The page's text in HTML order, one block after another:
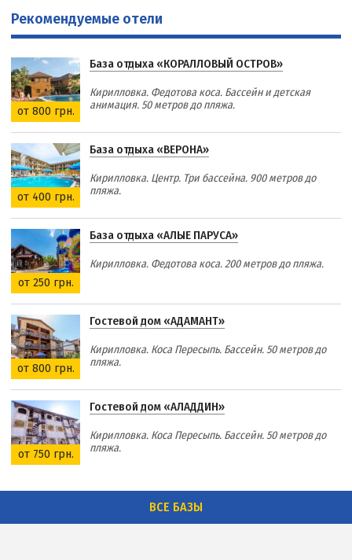
Рекомендуемые отели
от 800 грн.
База отдыха «КОРАЛЛОВЫЙ ОСТРОВ»
Кирилловка. Федотова коса. Бассейн и детская
анимация. 50 метров до пляжа.
от 400 грн.
База отдыха «ВЕРОНА»
Кирилловка. Центр. Три бассейна. 900 метров до
пляжа.
от 250 грн.
База отдыха «АЛЫЕ ПАРУСА»
Кирилловка. Федотова коса. 200 метров до пляжа.
от 800 грн.
Гостевой дом «АДАМАНТ»
Кирилловка. Коса Пересыпь. Бассейн. 50 метров до
пляжа.
от 750 грн.
Гостевой дом «АЛАДДИН»
Кирилловка. Коса Пересыпь. Бассейн. 50 метров до
пляжа.
ВСЕ БАЗЫ